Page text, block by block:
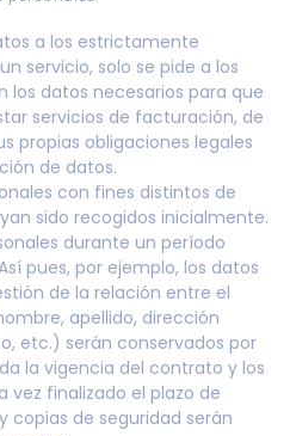
a los estrictamente
servicio, solo se pide a los
los datos necesarios para que
servicios de facturación, de
propias obligaciones legales
de datos.
con fines distintos de
sido recogidos inicialmente.
durante un período
pues, por ejemplo, los datos
de la relación entre el
apellido, dirección
etc.) serán conservados por
la vigencia del contrato y los
vez finalizado el plazo de
copias de seguridad serán